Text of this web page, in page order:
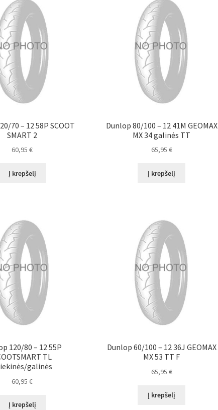
70 – 12 58P SCOOT
SMART 2
60,95€
Į krepšelį
Dunlop 80/100 – 12 41M GEOMAX
MX 34 galinės TT
65,95 €
Į krepšelį
120/80 – 12 55P
TL
galinės
60,95€
Į krepšelį
Dunlop 60/100 – 12 36J GEOMAX
MX 53 TT F
65,95 €
Į krepšelį